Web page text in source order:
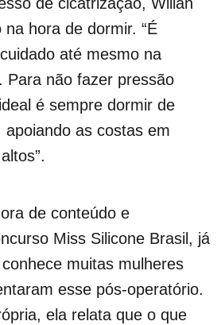
hora de dormir. “É
até mesmo na
Para não fazer pressão
é sempre dormir de
apoiando as costas em
de conteúdo e
Miss Silicone Brasil, já
muitas mulheres
esse pós-operatório.
ela relata que o que